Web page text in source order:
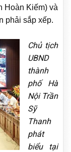
Hoàn Kiếm) và
phải sắp xếp.
Chủ tịch
UBND
thành
phố Hà
Nội Trần
Sỹ
Thanh
phát
biểu tại